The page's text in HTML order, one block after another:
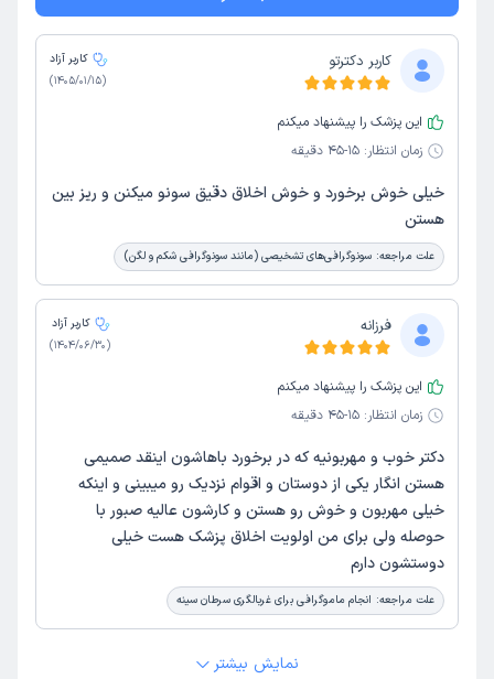
کاربر دکترتو
کاربر آزاد
(
1405/01/15
)
این پزشک را پیشنهاد میکنم
زمان انتظار: 15-45 دقیقه
خیلی خوش برخورد و خوش اخلاق دقیق سونو میکنن و ریز بین
هستن
علت مراجعه: سونوگرافی‌های تشخیصی (مانند سونوگرافی شکم و لگن)
فرزانه
کاربر آزاد
(
1404/06/30
)
این پزشک را پیشنهاد میکنم
زمان انتظار: 15-45 دقیقه
دکتر خوب و مهربونیه که در برخورد باهاشون اینقد صمیمی
هستن انگار یکی از دوستان و اقوام نزدیک رو میبینی و اینکه
خیلی مهربون و خوش رو هستن و کارشون عالیه صبور با
حوصله ولی برای من اولویت اخلاق پزشک هست خیلی
دوستشون دارم
علت مراجعه: انجام ماموگرافی برای غربالگری سرطان سینه
نمایش بیشتر